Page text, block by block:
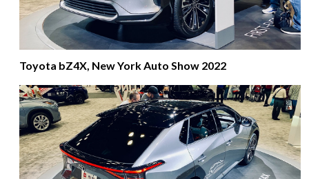
Toyota bZ4X, New York Auto Show 2022